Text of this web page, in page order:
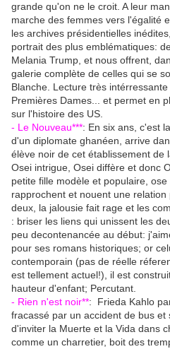
grande qu'on ne le croit. A leur
marche des femmes vers l'égalité
les archives présidentielles
portrait des plus emblématiques:
Melania Trump, et nous offrent,
galerie complète de celles qui se
Blanche. Lecture très
Premières Dames... et permet en
sur l'histoire des US.
- Le Nouveau***: En six ans, c'est
d'un diplomate ghanéen, arrive
élève noir de cet établissement de
Osei intrigue, Osei diffère et donc
petite fille modèle et populaire,
rapprochent et nouent une
deux, la jalousie fait rage et les
: briser les liens qui unissent les
peu decontenancée au début:
pour ses romans historiques; or
contemporain (pas de réelle
est tellement actuel!), il est
hauteur d'enfant; Percutant.
- Rien n'est noir**: Frieda Kahlo
fracassé par un accident de bus et
d'inviter la Muerte et la Vida dans
comme un charretier, boit des